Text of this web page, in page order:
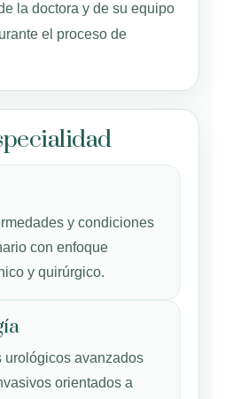
la doctora y de su equipo
el proceso de
y condiciones
con enfoque
y quirúrgico.
urológicos avanzados
orientados a